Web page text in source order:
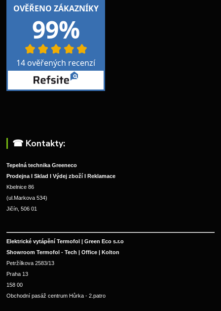
☎︎ Kontakty:
Tepelná technika Greeneco
Prodejna I Sklad I Výdej zboží I Reklamace
Kbelnice 86
(ul.Markova 534)
Jičín, 506 01
Elektrické vytápění Termofol | Green Eco s.r.o
Showroom Termofol - Tech | Office | Kolton
Petržílkova 2583/13
Praha 13
158 00
Obchodní pasáž centrum Hůrka - 2.patro